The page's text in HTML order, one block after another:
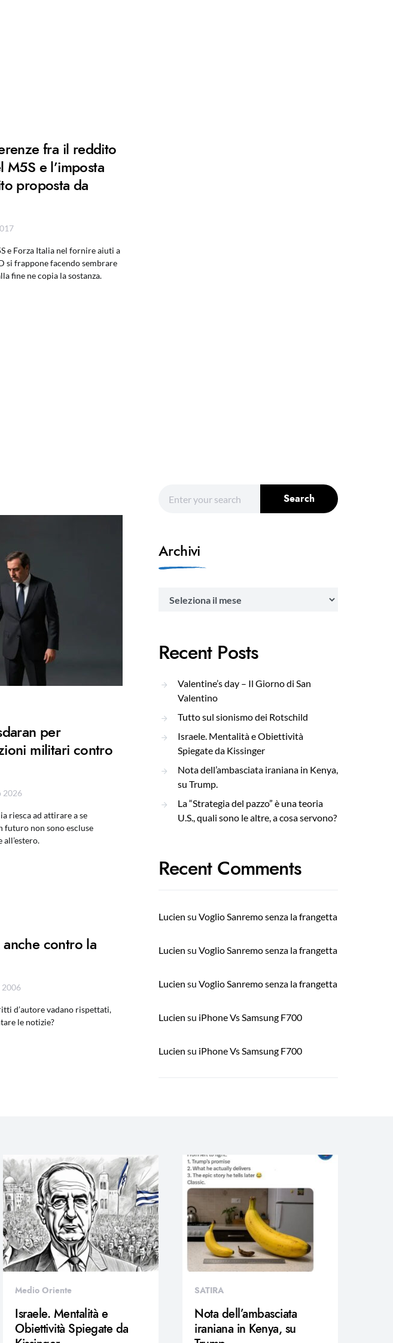
fra il reddito
e l’imposta
proposta da
e Forza Italia nel fornire aiuti a
si frappone facendo sembrare
fine ne copia la sostanza.
per
militari contro
2026
riesca ad attirare a se
futuro non sono escluse
contro la
2006
d’autore vadano rispettati,
le notizie?
Search
Archivi
Recent Posts
Valentine’s day – Il Giorno di San
Valentino
Tutto sul sionismo dei Rotschild
Israele. Mentalità e Obiettività
Spiegate da Kissinger
Nota dell’ambasciata iraniana in Kenya,
su Trump.
La “Strategia del pazzo” è una teoria
U.S., quali sono le altre, a cosa servono?
Recent Comments
Lucien su Voglio Sanremo senza la frangetta
Lucien su Voglio Sanremo senza la frangetta
Lucien su Voglio Sanremo senza la frangetta
Lucien su iPhone Vs Samsung F700
Lucien su iPhone Vs Samsung F700
Medio Oriente
Israele. Mentalità e
Obiettività Spiegate da
SATIRA
Nota dell’ambasciata
iraniana in Kenya, su